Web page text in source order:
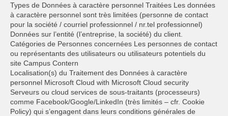
Types de Données à caractère personnel Traitées Les données
à caractère personnel sont très limitées (personne de contact
pour la société / courriel professionnel / nr.tel professionnel)
Données sur l’entité (l’entreprise, la société) du client.
Catégories de Personnes concernées Les personnes de contact
ou représentants des utilisateurs ou utilisateurs potentiels du
site Campus Contern
Localisation(s) du Traitement des Données à caractère
personnel Microsoft Cloud with Microsoft Cloud security
Serveurs ou cloud services de sous-traitants (processeurs)
comme Facebook/Google/LinkedIn (très limités – cfr. Cookie
Policy) qui s’engagent dans leurs conditions générales de